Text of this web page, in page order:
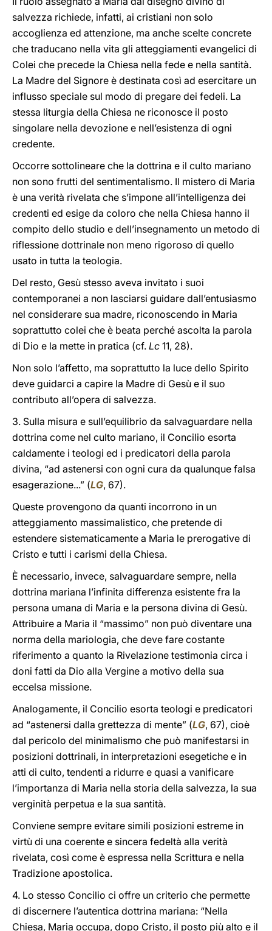
salvezza richiede, infatti, ai cristiani non solo
accoglienza ed attenzione, ma anche scelte concrete
che traducano nella vita gli atteggiamenti evangelici di
Colei che precede la Chiesa nella fede e nella santità.
La Madre del Signore è destinata così ad esercitare un
influsso speciale sul modo di pregare dei fedeli. La
stessa liturgia della Chiesa ne riconosce il posto
singolare nella devozione e nell’esistenza di ogni
credente.
Occorre sottolineare che la dottrina e il culto mariano
non sono frutti del sentimentalismo. Il mistero di Maria
è una verità rivelata che s’impone all’intelligenza dei
credenti ed esige da coloro che nella Chiesa hanno il
compito dello studio e dell’insegnamento un metodo di
riflessione dottrinale non meno rigoroso di quello
usato in tutta la teologia.
Del resto, Gesù stesso aveva invitato i suoi
contemporanei a non lasciarsi guidare dall’entusiasmo
nel considerare sua madre, riconoscendo in Maria
soprattutto colei che è beata perché ascolta la parola
di Dio e la mette in pratica (cf. Lc 11, 28).
Non solo l’affetto, ma soprattutto la luce dello Spirito
deve guidarci a capire la Madre di Gesù e il suo
contributo all’opera di salvezza.
3. Sulla misura e sull’equilibrio da salvaguardare nella
dottrina come nel culto mariano, il Concilio esorta
caldamente i teologi ed i predicatori della parola
divina, “ad astenersi con ogni cura da qualunque falsa
esagerazione...” (LG, 67).
Queste provengono da quanti incorrono in un
atteggiamento massimalistico, che pretende di
estendere sistematicamente a Maria le prerogative di
Cristo e tutti i carismi della Chiesa.
È necessario, invece, salvaguardare sempre, nella
dottrina mariana l’infinita differenza esistente fra la
persona umana di Maria e la persona divina di Gesù.
Attribuire a Maria il “massimo” non può diventare una
norma della mariologia, che deve fare costante
riferimento a quanto la Rivelazione testimonia circa i
doni fatti da Dio alla Vergine a motivo della sua
eccelsa missione.
Analogamente, il Concilio esorta teologi e predicatori
ad “astenersi dalla grettezza di mente” (LG, 67), cioè
dal pericolo del minimalismo che può manifestarsi in
posizioni dottrinali, in interpretazioni esegetiche e in
atti di culto, tendenti a ridurre e quasi a vanificare
l’importanza di Maria nella storia della salvezza, la sua
verginità perpetua e la sua santità.
Conviene sempre evitare simili posizioni estreme in
virtù di una coerente e sincera fedeltà alla verità
rivelata, così come è espressa nella Scrittura e nella
Tradizione apostolica.
4. Lo stesso Concilio ci offre un criterio che permette
di discernere l’autentica dottrina mariana: “Nella
Chiesa, Maria occupa, dopo Cristo, il posto più alto e il